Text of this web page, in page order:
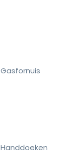
Gasfornuis
Handdoeken